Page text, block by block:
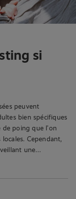
si
peuvent
bien spécifiques
poing que l’on
Cependant,
une…